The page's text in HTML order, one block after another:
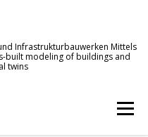
Infrastrukturbauwerken Mittels
built modeling of buildings and
twins
Menü